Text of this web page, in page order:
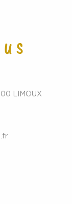
LIMOUX